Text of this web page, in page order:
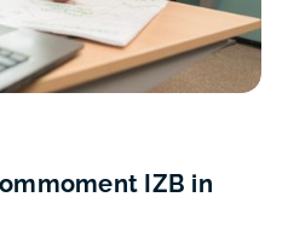
IZB in